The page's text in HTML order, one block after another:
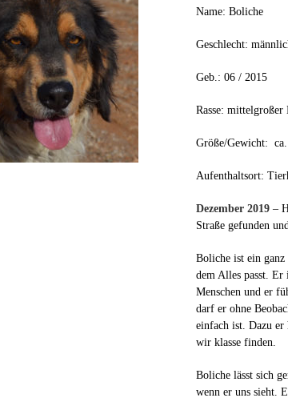
Name: Boliche
Geschlecht:
Geb.: 06 / 2015
Rasse: mittelgroßer
Größe/Gewicht:
Aufenthaltsort:
Dezember 2019–
Straße gefunden
Boliche ist ein
dem Alles passt. Er
Menschen und er
darf er ohne
einfach ist. Dazu er
wir klasse finden.
Boliche lässt sich
wenn er uns sieht.